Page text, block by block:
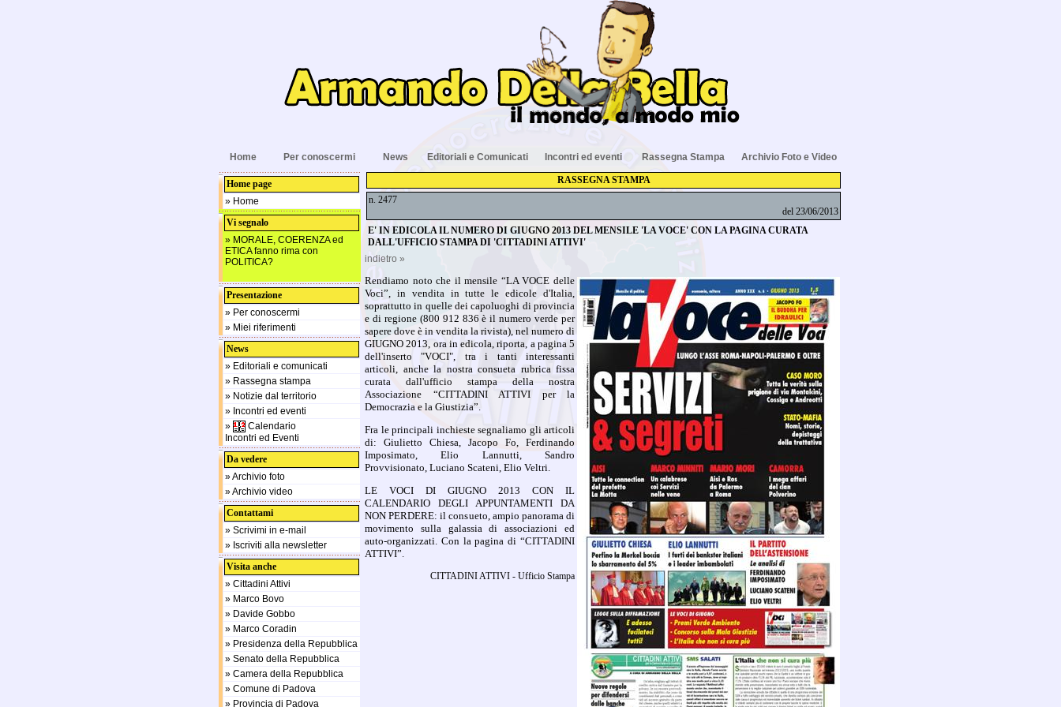
Home Per conoscermi News Editoriali e Comunicati Incontri ed eventi Rassegna Stampa Archivio Foto e Video
Home page
» Home
Vi segnalo
» MORALE, COERENZA ed
ETICA fanno rima con
POLITICA?
Presentazione
» Per conoscermi
» Miei riferimenti
News
» Editoriali e comunicati
» Rassegna stampa
» Notizie dal territorio
» Incontri ed eventi
»
Calendario
Incontri ed Eventi
Da vedere
» Archivio foto
» Archivio video
Contattami
» Scrivimi in e-mail
» Iscriviti alla newsletter
Visita anche
» Cittadini Attivi
» Marco Bovo
» Davide Gobbo
» Marco Coradin
» Presidenza della Repubblica
» Senato della Repubblica
» Camera della Repubblica
» Comune di Padova
» Provincia di Padova
RASSEGNA STAMPA
n. 2477
del 23/06/2013
E' IN EDICOLA IL NUMERO DI GIUGNO 2013 DEL MENSILE 'LA VOCE' CON LA PAGINA CURATA
DALL'UFFICIO STAMPA DI 'CITTADINI ATTIVI'
indietro »
Rendiamo noto che il mensile “LA VOCE delle
Voci”, in vendita in tutte le edicole d'Italia,
soprattutto in quelle dei capoluoghi di provincia
e di regione (800 912 836 è il numero verde per
sapere dove è in vendita la rivista), nel numero di
GIUGNO 2013, ora in edicola, riporta, a pagina 5
dell'inserto "VOCI", tra i tanti interessanti
articoli, anche la nostra consueta rubrica fissa
curata dall'ufficio stampa della nostra
Associazione “CITTADINI ATTIVI per la
Democrazia e la Giustizia”.
Fra le principali inchieste segnaliamo gli articoli
di: Giulietto Chiesa, Jacopo Fo, Ferdinando
Imposimato, Elio Lannutti, Sandro
Provvisionato, Luciano Scateni, Elio Veltri.
LE VOCI DI GIUGNO 2013 CON IL
CALENDARIO DEGLI APPUNTAMENTI DA
NON PERDERE: il consueto, ampio panorama di
movimento sulla galassia di associazioni ed
auto-organizzati. Con la pagina di “CITTADINI
ATTIVI”.
CITTADINI ATTIVI - Ufficio Stampa